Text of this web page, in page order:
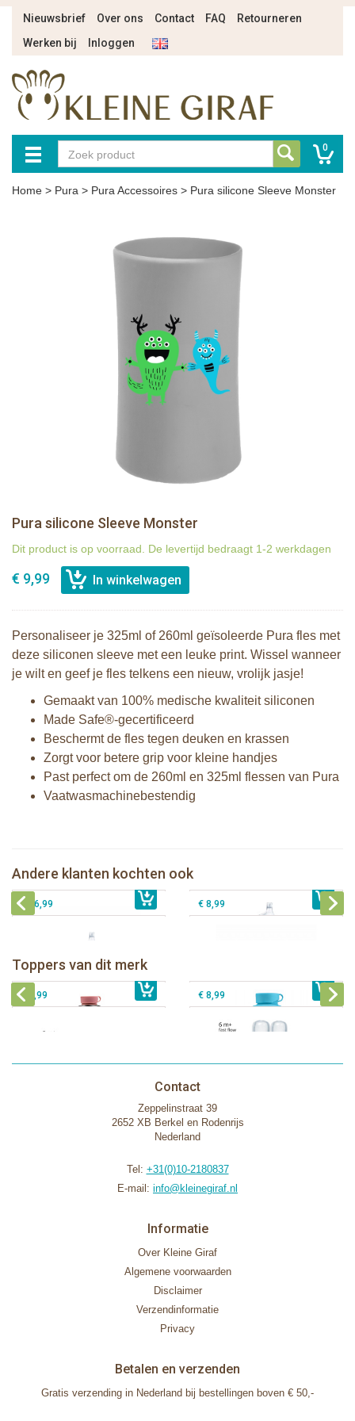
Nieuwsbrief Over ons Contact FAQ
Retourneren
Werken bij
Inloggen
0
Home > Pura > Pura Accessoires > Pura silicone Sleeve Monster
Pura silicone Sleeve Monster
Dit product is op voorraad. De levertijd bedraagt 1-2 werkdagen
€ 9,99
Personaliseer je 325ml of 260ml geïsoleerde Pura fles met
deze siliconen sleeve met een leuke print. Wissel wanneer
je wilt en geef je fles telkens een nieuw, vrolijk jasje!
Gemaakt van 100% medische kwaliteit siliconen
Made Safe®-gecertificeerd
Beschermt de fles tegen deuken en krassen
Zorgt voor betere grip voor kleine handjes
Past perfect om de 260ml en 325ml flessen van Pura
Vaatwasmachinebestendig
Andere klanten kochten ook
€ 8,99
Pura tuitfles 325 ml + rose sleeve
€ 26,99 € 8,99
Toppers van dit merk
Pura thermos sportfles 475 ml +
unicorn sleeve
€ 40,99Pura silicone tuit 2 stuks
€ 9,99 € 8,99
Contact
Zeppelinstraat 39
2652 XB Berkel en Rodenrijs
Nederland
Tel: +31(0)10-2180837
E-mail: info@kleinegiraf.nl
Informatie
Over Kleine Giraf
Algemene voorwaarden
Disclaimer
Verzendinformatie
Privacy
Betalen en verzenden
Gratis verzending in Nederland bij bestellingen boven € 50,-